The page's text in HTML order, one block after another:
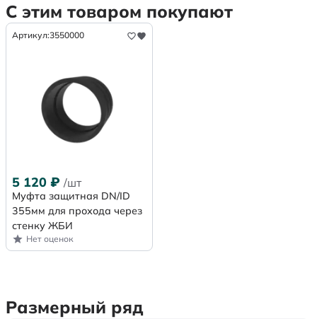
С этим товаром покупают
Артикул:3550000
5 120 ₽ /шт
Муфта защитная DN/ID
355мм для прохода через
стенку ЖБИ
Нет оценок
Размерный ряд